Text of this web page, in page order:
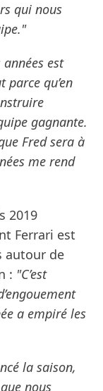
qui nous
années est
qu’en
gagnante.
Fred sera à
me rend
2019
Ferrari est
autour de
: "C’est
a empiré les
la saison,
nous